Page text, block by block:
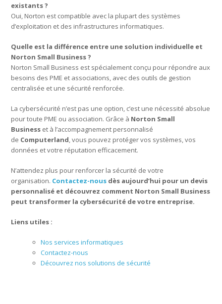
existants ?
Oui, Norton est compatible avec la plupart des systèmes
d’exploitation et des infrastructures informatiques.
Quelle est la différence entre une solution individuelle et
Norton Small Business ?
Norton Small Business est spécialement conçu pour répondre aux
besoins des PME et associations, avec des outils de gestion
centralisée et une sécurité renforcée.
La cybersécurité n’est pas une option, c’est une nécessité absolue
pour toute PME ou association. Grâce à Norton Small
Business et à l’accompagnement personnalisé
de Computerland , vous pouvez protéger vos systèmes, vos
données et votre réputation efficacement.
N’attendez plus pour renforcer la sécurité de votre
organisation. Contactez-nous dès aujourd’hui pour un devis
personnalisé et découvrez comment Norton Small Business
peut transformer la cybersécurité de votre entreprise.
Liens utiles :
Nos services informatiques
Contactez-nous
Découvrez nos solutions de sécurité